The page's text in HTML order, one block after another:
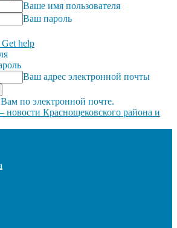
Ваше имя пользователя
Ваш пароль
help
Ваш адрес электронной почты
по электронной почте.
Краснощековского района и